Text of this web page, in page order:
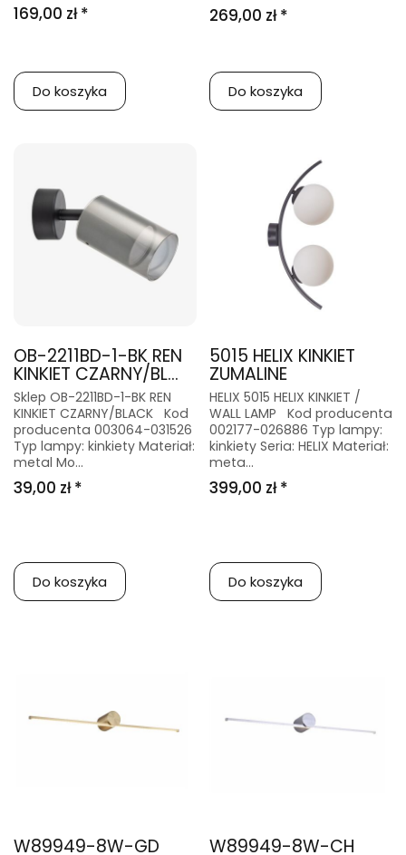
169,00 zł *
Do koszyka
269,00 zł *
Do koszyka
OB-2211BD-1-BK REN
KINKIET CZARNY/BL...
Sklep OB-2211BD-1-BK REN
KINKIET CZARNY/BLACK Kod
producenta 003064-031526
Typ lampy: kinkiety Materiał:
metal Mo...
39,00 zł *
Do koszyka
5015 HELIX KINKIET
ZUMALINE
HELIX 5015 HELIX KINKIET /
WALL LAMP Kod producenta
002177-026886 Typ lampy:
kinkiety Seria: HELIX Materiał:
meta...
399,00 zł *
Do koszyka
W89949-8W-GD W89949-8W-CH